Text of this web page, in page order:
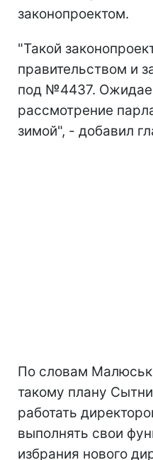
законопроектом.
"Такой
правительством и
под №4437.
рассмотрение
зимой", - добавил
По словам
такому плану
работать
выполнять свои
избрания нового